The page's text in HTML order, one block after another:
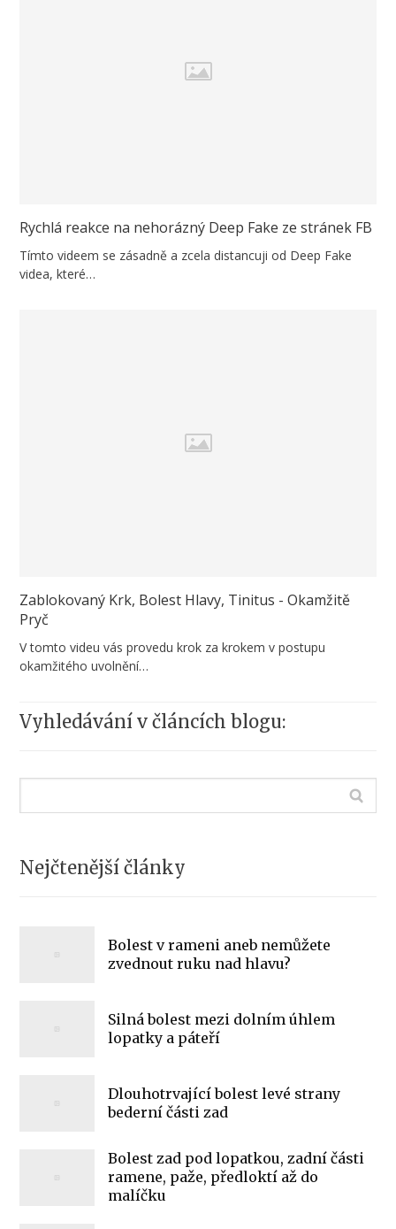
Rychlá reakce na nehorázný Deep Fake ze stránek FB
Tímto videem se zásadně a zcela distancuji od Deep Fake
videa, které…
Zablokovaný Krk, Bolest Hlavy, Tinitus - Okamžitě
Pryč
V tomto videu vás provedu krok za krokem v postupu
okamžitého uvolnění…
Vyhledávání v článcích blogu:
Nejčtenější články
Bolest v rameni aneb nemůžete
zvednout ruku nad hlavu?
Silná bolest mezi dolním úhlem
lopatky a páteří
Dlouhotrvající bolest levé strany
bederní části zad
Bolest zad pod lopatkou, zadní části
ramene, paže, předloktí až do
malíčku